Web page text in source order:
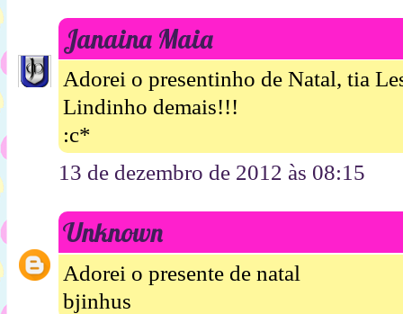
Janaina Maia
Adorei o presentinho de Natal, tia
Lindinho demais!!!
:c*
13 de dezembro de 2012 às 08:15
Unknown
Adorei o presente de natal
bjinhus